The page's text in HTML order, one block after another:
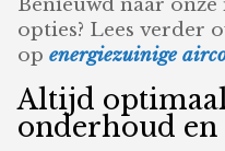
Benieuwd naar
opties? Lees verder
openergiezuinige
Altijd
onderhoud en